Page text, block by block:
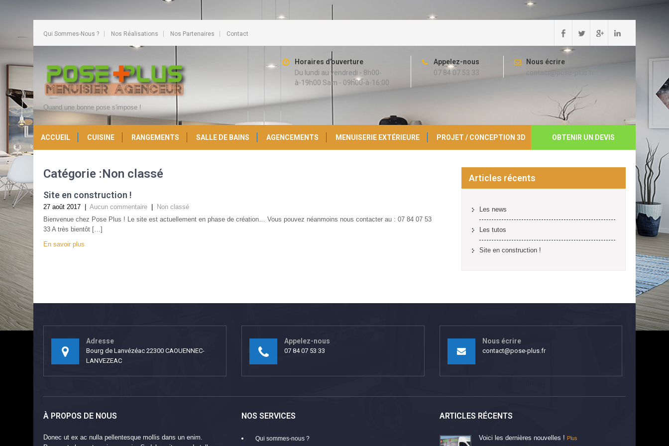
Qui Sommes-Nous ? Nos Réalisations Nos Partenaires Contact
Quand une bonne pose s'impose !
Horaires d’ouverture
Du lundi au vendredi - 8h00-
à-19h00 Sam - 09h00-à-16:00
Appelez-nous
07 84 07 53 33
Nous écrire
contact@pose-plus.fr
ACCUEIL CUISINE RANGEMENTS SALLE DE BAINS AGENCEMENTS MENUISERIE EXTÉRIEURE PROJET / CONCEPTION 3D OBTENIR UN DEVIS
Catégorie :Non classé
Site en construction !
27 août 2017 | Aucun commentaire | Non classé
Bienvenue chez Pose Plus ! Le site est actuellement en phase de création… Vous pouvez néanmoins nous contacter au : 07 84 07 53
33 A très bientôt […]
En savoir plus
Articles récents
Les news
Les tutos
Site en construction !
Adresse
Bourg de Lanvézéac 22300 CAOUENNEC-
LANVEZEAC
Appelez-nous
07 84 07 53 33
Nous écrire
contact@pose-plus.fr
À PROPOS DE NOUS
Donec ut ex ac nulla pellentesque mollis dans un enim.
NOS SERVICES
Qui sommes-nous ?
ARTICLES RÉCENTS
Voici les dernières nouvelles ! Plus